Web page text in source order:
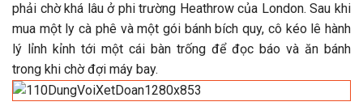
phải chờ khá lâu ở phi trường Heathrow của London. Sau khi
mua một ly cà phê và một gói bánh bích quy, cô kéo lê hành
lý lỉnh kỉnh tới một cái bàn trống để đọc báo và ăn bánh
trong khi chờ đợi máy bay.